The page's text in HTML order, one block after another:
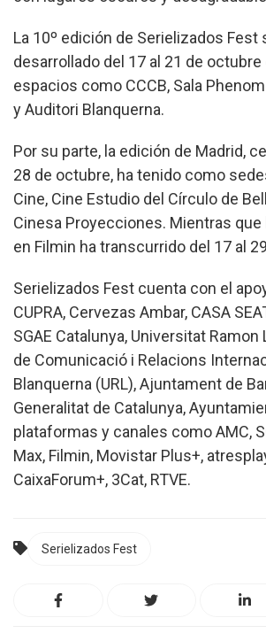
La 10º edición de Serielizados Fest
desarrollado del 17 al 21 de octubre
espacios como CCCB, Sala
y Auditori Blanquerna.
Por su parte, la edición de Madrid,
28 de octubre, ha tenido como
Cine, Cine Estudio del Círculo de
Cinesa Proyecciones. Mientras que
en Filmin ha transcurrido del 17 al
Serielizados Fest cuenta con el
CUPRA, Cervezas Ambar, CASA
SGAE Catalunya, Universitat
de Comunicació i Relacions
Blanquerna (URL), Ajuntament de
Generalitat de Catalunya,
plataformas y canales como AMC,
Max, Filmin, Movistar Plus+,
CaixaForum+, 3Cat, RTVE.
Serielizados Fest